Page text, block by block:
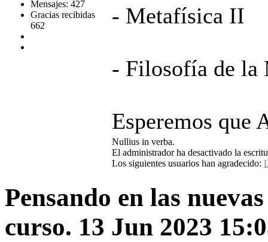
Mensajes: 427
Gracias recibidas
662
- Metafísica II
- Filosofía de la
Esperemos que
Nullius in verba.
El administrador ha desactivado la
Los siguientes usuarios han agradecido:
Pensando en las
curso. 13 Jun 2023